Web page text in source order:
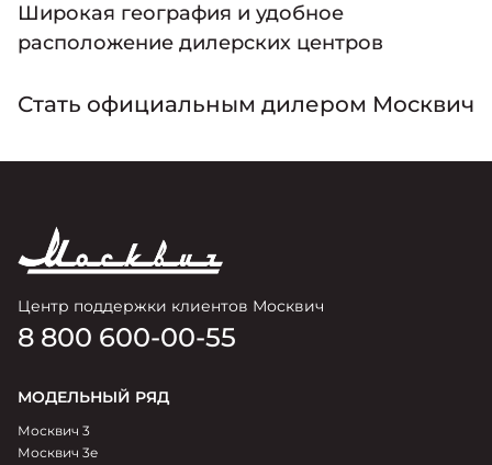
Широкая география и удобное
расположение дилерских центров
Стать официальным дилером Москвич
Центр поддержки клиентов Москвич
8 800 600-00-55
МОДЕЛЬНЫЙ РЯД
Москвич 3
Москвич 3e